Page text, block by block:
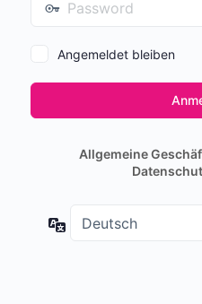
Angemeldet bleiben
Allgemeine
Sprache